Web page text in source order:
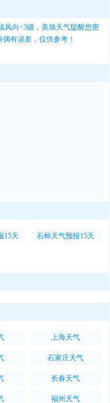
向<3级， 美旭天气提醒您密
有误差，仅供参考！
15天 石棉天气预报15天
上海天气
石家庄天气
长春天气
福州天气